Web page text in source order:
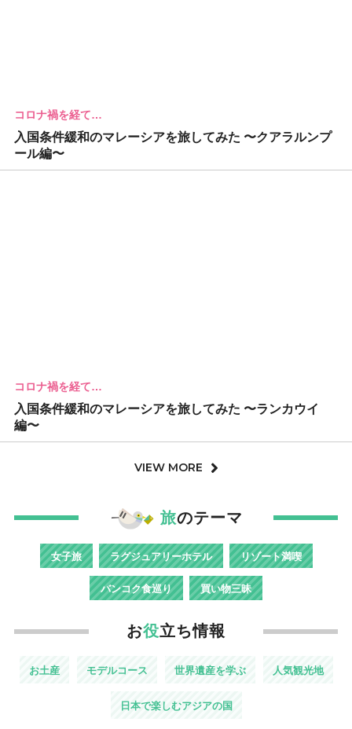
コロナ禍を経て…
入国条件緩和のマレーシアを旅してみた 〜クアラルンプ
ール編〜
コロナ禍を経て…
入国条件緩和のマレーシアを旅してみた 〜ランカウイ
編〜
VIEW MORE
旅のテーマ
女子旅 ラグジュアリーホテル リゾート満喫
バンコク食巡り 買い物三昧
お役立ち情報
お土産 モデルコース 世界遺産を学ぶ 人気観光地
日本で楽しむアジアの国